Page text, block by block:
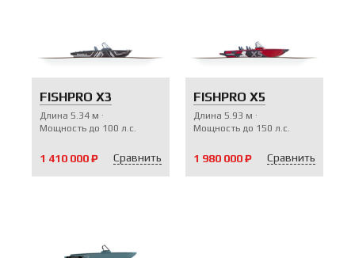
FISHPRO X3
Длина 5.34 м
Мощность до 100 л.с.
1 410 000 ₽ Сравнить
FISHPRO X5
Длина 5.93 м
Мощность до 150 л.с.
1 980 000 ₽ Сравнить